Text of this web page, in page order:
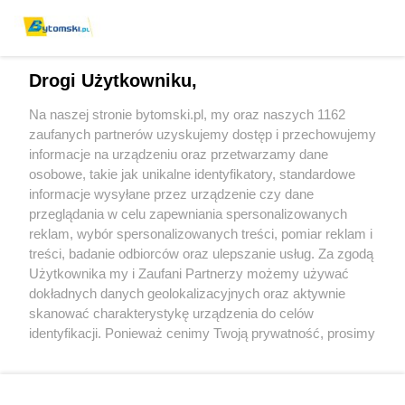
Wydawca mediów lokalnych
Nie zapomnij
zapoznać się z:
polityką prywatności regulamin korzystania z portali
Twojemiasto
Piekary Śląskie
Chorzów
Tarnowskie Góry
Skontaktuj sięz nami
Kontakt
Wydawca
Pogoda
Drogi Użytkowniku,
Na naszej stronie bytomski.pl, my oraz naszych 1162
zaufanych partnerów uzyskujemy dostęp i przechowujemy
informacje na urządzeniu oraz przetwarzamy dane
osobowe, takie jak unikalne identyfikatory, standardowe
informacje wysyłane przez urządzenie czy dane
przeglądania w celu zapewniania spersonalizowanych
reklam, wybór spersonalizowanych treści, pomiar reklam i
treści, badanie odbiorców oraz ulepszanie usług. Za zgodą
Użytkownika my i Zaufani Partnerzy możemy używać
dokładnych danych geolokalizacyjnych oraz aktywnie
skanować charakterystykę urządzenia do celów
identyfikacji. Ponieważ cenimy Twoją prywatność, prosimy